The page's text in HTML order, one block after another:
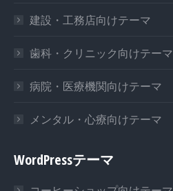
建設・工務店向けテーマ
歯科・クリニック向けテーマ
病院・医療機関向けテーマ
メンタル・心療向けテーマ
WordPressテーマ